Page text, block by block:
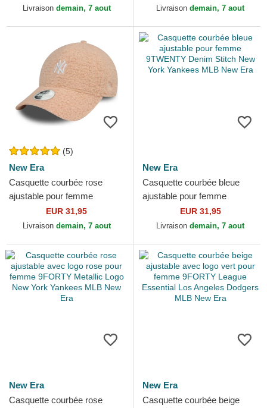
League Essential New York...
Livraison demain, 7 aout
League Essential Midi Los...
Livraison demain, 7 aout
(5)
New Era
Casquette courbée rose
ajustable pour femme
9FORTY Borg New York
Yankees MLB New Era
EUR 31,95
Livraison demain, 7 aout
New Era
Casquette courbée bleue
ajustable pour femme
9TWENTY Denim Stitch New
York Yankees MLB New Era
EUR 31,95
Livraison demain, 7 aout
New Era
Casquette courbée rose
New Era
Casquette courbée beige